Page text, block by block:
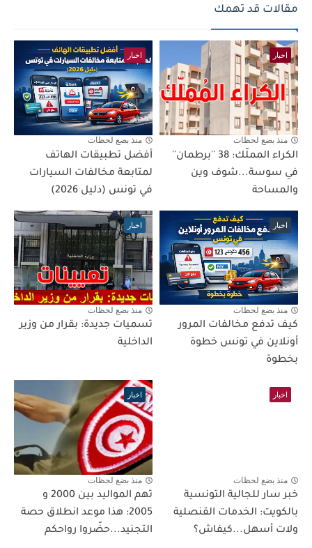
مقالات قد تهمك
اخبار
منذ بضع لحظات
الكراء المملّك: 38 ''برطمان''
في سوسة...شوف وين
والمساحة
اخبار
منذ بضع لحظات
أفضل تطبيقات الهاتف
لمتابعة مخالفات السيارات
في تونس (دليل 2026)
اخبار
منذ بضع لحظات
كيف تدفع مخالفات المرور
أونلاين في تونس خطوة
بخطوة
اخبار
منذ بضع لحظات
تسميات جديدة: بقرار من وزير
الداخلية
اخبار
منذ بضع لحظات
خبر سار للجالية التونسية
بالكويت: الخدمات القنصلية
ولات أسهل...كيفاش؟
اخبار
منذ بضع لحظات
تهم المواليد بين 2000 و
2005: هذا موعد انطلاق حصة
التجنيد...حضّروا رواحكم